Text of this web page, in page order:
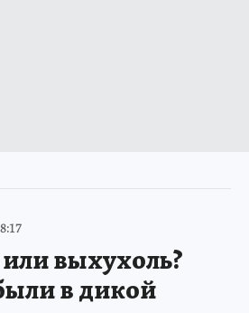
выхухоль?
в дикой